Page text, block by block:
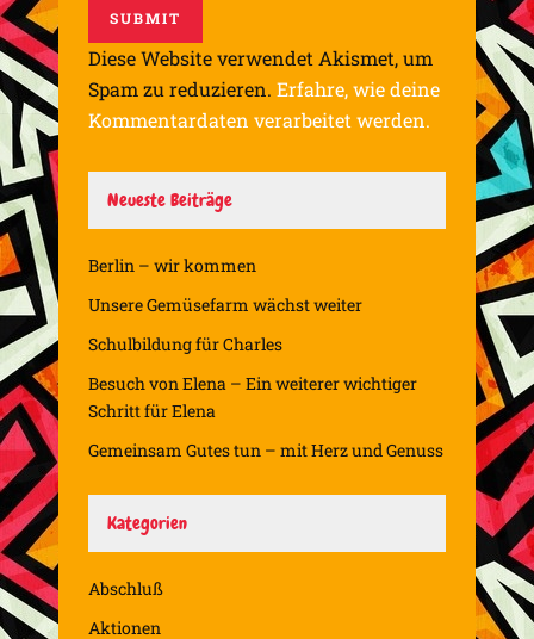
Diese Website verwendet Akismet, um
Spam zu reduzieren. Erfahre, wie deine
Kommentardaten verarbeitet werden.
Neueste Beiträge
Berlin – wir kommen
Unsere Gemüsefarm wächst weiter
Schulbildung für Charles
Besuch von Elena – Ein weiterer wichtiger
Schritt für Elena
Gemeinsam Gutes tun – mit Herz und Genuss
Kategorien
Abschluß
Aktionen